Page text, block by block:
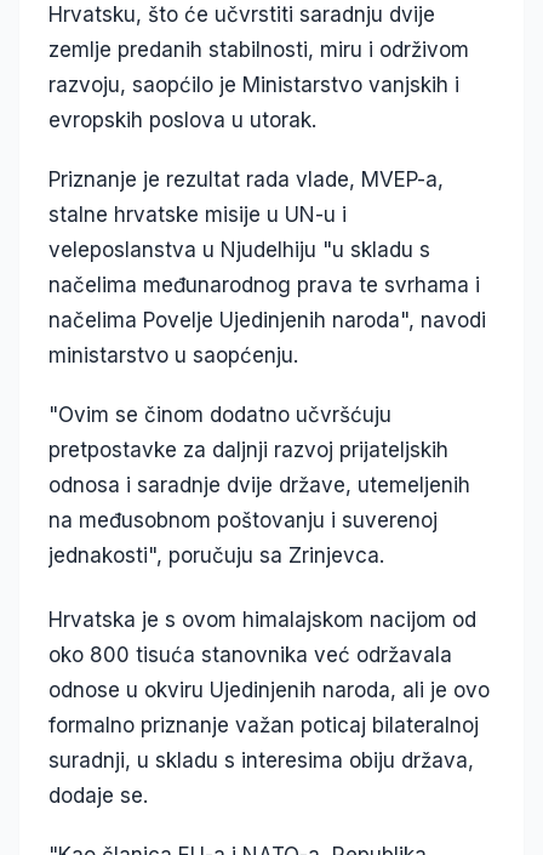
Hrvatsku, što će učvrstiti saradnju dvije
zemlje predanih stabilnosti, miru i održivom
razvoju, saopćilo je Ministarstvo vanjskih i
evropskih poslova u utorak.
Priznanje je rezultat rada vlade, MVEP-a,
stalne hrvatske misije u UN-u i
veleposlanstva u Njudelhiju "u skladu s
načelima međunarodnog prava te svrhama i
načelima Povelje Ujedinjenih naroda", navodi
ministarstvo u saopćenju.
"Ovim se činom dodatno učvršćuju
pretpostavke za daljnji razvoj prijateljskih
odnosa i saradnje dvije države, utemeljenih
na međusobnom poštovanju i suverenoj
jednakosti", poručuju sa Zrinjevca.
Hrvatska je s ovom himalajskom nacijom od
oko 800 tisuća stanovnika već održavala
odnose u okviru Ujedinjenih naroda, ali je ovo
formalno priznanje važan poticaj bilateralnoj
suradnji, u skladu s interesima obiju država,
dodaje se.